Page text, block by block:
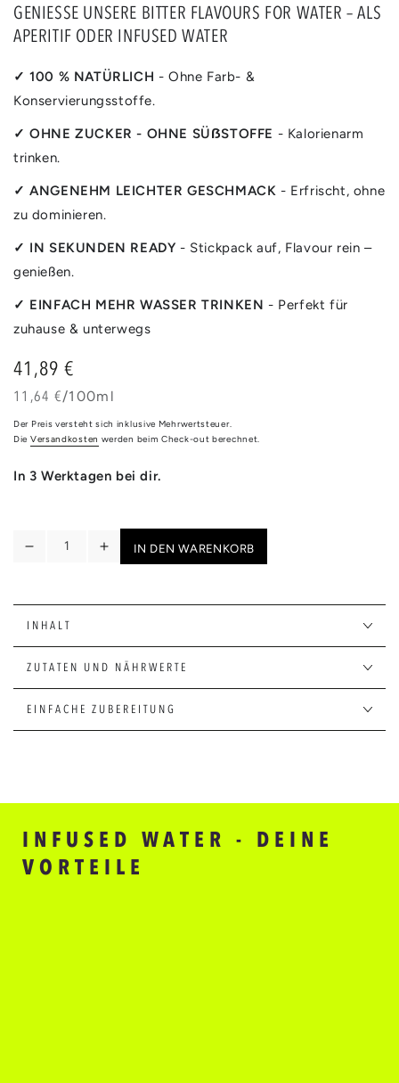
GENIESSE UNSERE BITTER FLAVOURS FOR WATER – ALS
APERITIF ODER INFUSED WATER
✓ 100 % NATÜRLICH - Ohne Farb- &
Konservierungsstoffe.
✓ OHNE ZUCKER - OHNE SÜẞSTOFFE - Kalorienarm
trinken.
✓ ANGENEHM LEICHTER GESCHMACK - Erfrischt, ohne
zu dominieren.
✓ IN SEKUNDEN READY - Stickpack auf, Flavour rein –
genießen.
✓ EINFACH MEHR WASSER TRINKEN - Perfekt für
zuhause & unterwegs
Regulärer
Preis
41,89 €
Stückpreis
11,64 €/
pro 100ml
Der Preis versteht sich inklusive Mehrwertsteuer.
Die Versandkosten werden beim Check-out berechnet.
In 3 Werktagen bei dir.
Verringere
für
DOLCE
VITA
|
BITTER
FLAVOURS
Erhöhe
für
VITA
|
BITTER
FLAVOURS
IN DEN WARENKORB
INHALT
ZUTATEN UND NÄHRWERTE
EINFACHE ZUBEREITUNG
INFUSED WATER - DEINE
VORTEILE